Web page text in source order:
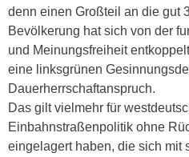
denn einen Großteil an die gut
Bevölkerung hat sich von der
und Meinungsfreiheit
eine linksgrünen
Dauerherrschaftanspruch.
Das gilt vielmehr für
Einbahnstraßenpolitik ohne
eingelagert haben, die sich mit